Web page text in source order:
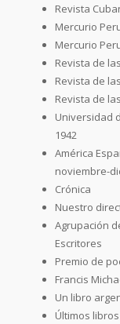
Revista
Mercurio
Mercurio
Revista de
Revista de
Revista de
Universidad
1942
América
noviembre-
Crónica
Nuestro
Agrupación
Escritores
Premio de
Francis
Un libro
Últimos